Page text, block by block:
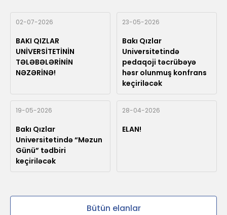
02-07-2026
BAKI QIZLAR
UNİVERSİTETİNİN
TƏLƏBƏLƏRİNİN
NƏZƏRİNƏ!
23-05-2026
Bakı Qızlar
Universitetində
pedaqoji təcrübəyə
həsr olunmuş konfrans
keçiriləcək
19-05-2026
Bakı Qızlar
Universitetində “Məzun
Günü” tədbiri
keçiriləcək
28-04-2026
ELAN!
Bütün elanlar